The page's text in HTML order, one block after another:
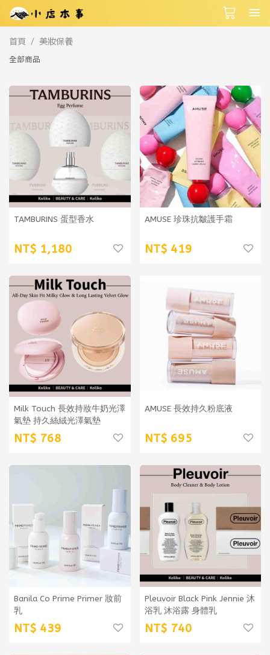
首頁 美妝保養
全部商品
TAMBURINS 蛋型香水
1,180
AMUSE 珍珠抗皺護手霜
419
Milk Touch 長效持妝牛奶光澤
氣墊 持久絲絨光澤氣墊
768
AMUSE 長效持久粉底液
695
Banila Co Prime Primer 妝前
乳
439
Pleuvoir Black Pink Jennie 沐
浴乳 沐浴露 身體乳
740